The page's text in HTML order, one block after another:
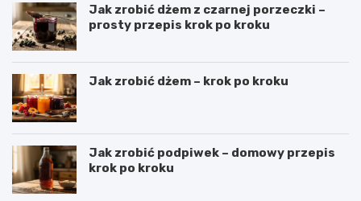
Jak zrobić dżem z czarnej porzeczki –
prosty przepis krok po kroku
Jak zrobić dżem – krok po kroku
Jak zrobić podpiwek – domowy przepis
krok po kroku